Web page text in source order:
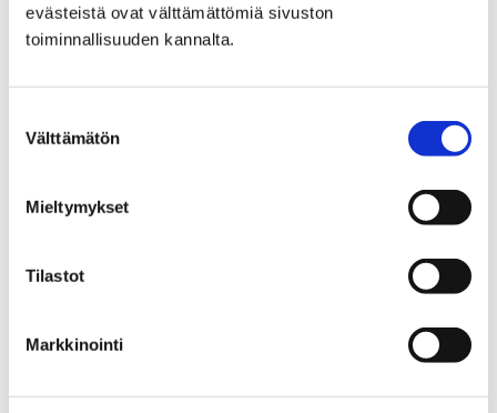
evästeistä ovat välttämättömiä sivuston
toiminnallisuuden kannalta.
valinta
Välttämätön
Mieltymykset
Tilastot
Markkinointi
Avustukset
Liikuntapaikat
Kuntoradat